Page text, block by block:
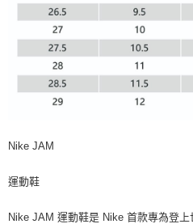
Nike JAM
運動鞋
Nike JAM 運動鞋是 Nike 首款專為登